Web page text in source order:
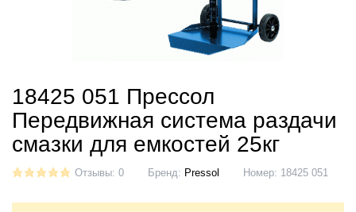
18425 051 Прессол
Передвижная система раздачи
смазки для емкостей 25кг
Отзывы: 0 Бренд: Pressol Номер: 18425 051